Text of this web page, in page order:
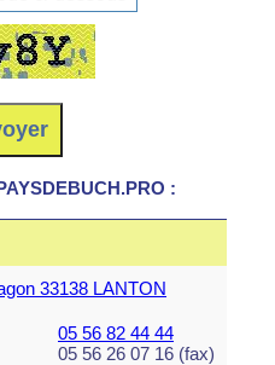
:
33138 LANTON
05 56 82 44 44
05 56 26 07 16 (fax)